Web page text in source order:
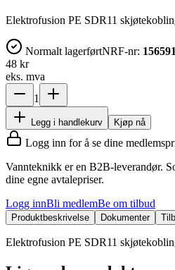
Elektrofusion PE SDR11
Normalt lagerførtNRF-nr:
48 kr
eks. mva
1
Legg i handlekurv Kjøp nå
Logg inn for å se dine
Vannteknikk er en B2B-leverandør.
dine egne avtalepriser.
Logg innBli medlemBe om tilbud
Produktbeskrivelse Dokumenter
Elektrofusion PE SDR11